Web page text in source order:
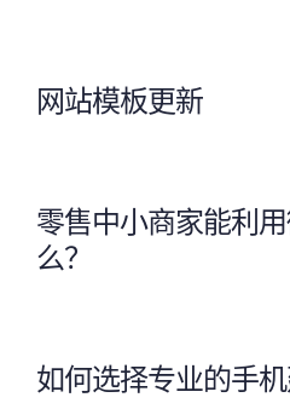
网站模板更新
零售中小商家能利
么？
如何选择专业的手机